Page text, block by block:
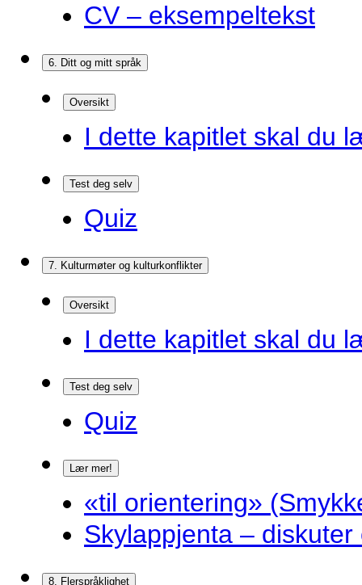
CV – eksempeltekst
6. Ditt og mitt språk
Oversikt
I dette kapitlet skal du
Test deg selv
Quiz
7. Kulturmøter og kulturkonflikter
Oversikt
I dette kapitlet skal du
Test deg selv
Quiz
Lær mer!
«til orientering»
Skylappjenta – diskuter
8. Flerspråklighet